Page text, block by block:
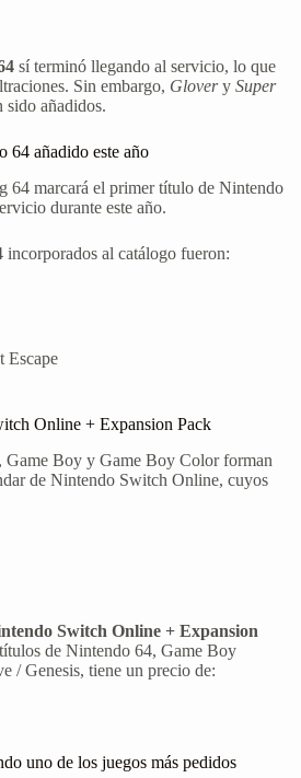
sí terminó llegando al servicio, lo que
Sin embargo, Glovery Super
sido añadidos.
64 añadido este año
64 marcará el primer título de Nintendo
durante este año.
al catálogo fueron:
Escape
Online + Expansion Pack
Game Boy y Game Boy Color forman
de Nintendo Switch Online, cuyos
Switch Online + Expansion
de Nintendo 64, Game Boy
/ Genesis, tiene un precio de:
uno de los juegos más pedidos